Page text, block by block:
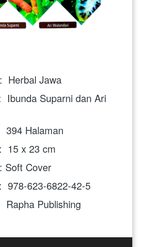
Herbal Jawa
Ibunda Suparni dan Ari
394 Halaman
15 x 23 cm
Soft Cover
978-623-6822-42-5
Rapha Publishing